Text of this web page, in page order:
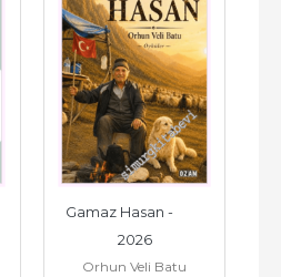
Gamaz Hasan -
2026
Orhun Veli Batu